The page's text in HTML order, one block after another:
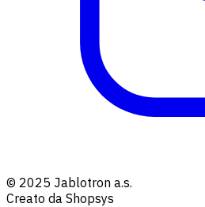
© 2025 Jablotron a.s.
Creato da Shopsys